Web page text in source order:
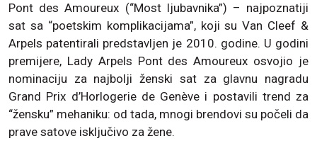
Pont des Amoureux (“Most ljubavnika”) – najpoznatiji
sat sa “poetskim komplikacijama”, koji su Van Cleef &
Arpels patentirali predstavljen je 2010. godine. U godini
premijere, Lady Arpels Pont des Amoureux osvojio je
nominaciju za najbolji ženski sat za glavnu nagradu
Grand Prix d’Horlogerie de Genève i postavili trend za
“žensku” mehaniku: od tada, mnogi brendovi su počeli da
prave satove isključivo za žene.